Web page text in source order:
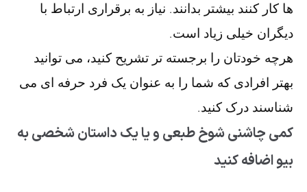
ها کار کنند بیشتر بدانند. نیاز به برقراری ارتباط با
دیگران خیلی زیاد است.
هرچه خودتان را برجسته تر تشریح کنید، می توانید
بهتر افرادی که شما را به عنوان یک فرد حرفه ای می
شناسند درک کنید.
کمی چاشنی شوخ طبعی و یا یک داستان شخصی به
بیو اضافه کنید